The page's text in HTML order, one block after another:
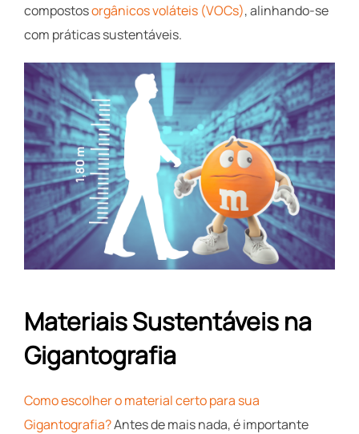
compostosorgânicos voláteis (VOCs), alinhando-se
com práticas sustentáveis.
Materiais Sustentáveis na
Gigantografia
Como escolher o material certo para sua
Gigantografia?Antes de mais nada, é importante